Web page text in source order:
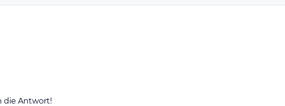
umliegende Landschaft erkunden. Golfliebhaber können ihr
die Antwort!